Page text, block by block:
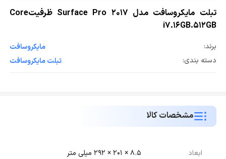
تبلت مایکروسافت مدل Surface Pro 2017 ظرفیتCore
i7.16GB.512GB
برند:
مایکروسافت
دسته بندی:
تبلت مایکروسافت
مشخصات کالا
ابعاد 8.5 × 201 × 292 میلی متر